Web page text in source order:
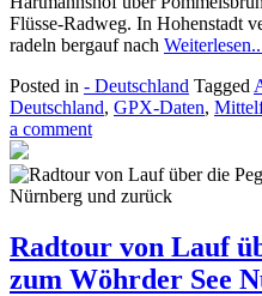
Flüsse-Radweg. In Hohenstadt
radeln bergauf nach
Posted in - Deutschland Tagged
Deutschland, GPX-Daten,
a comment
Radtour von Lauf
zum Wöhrder See